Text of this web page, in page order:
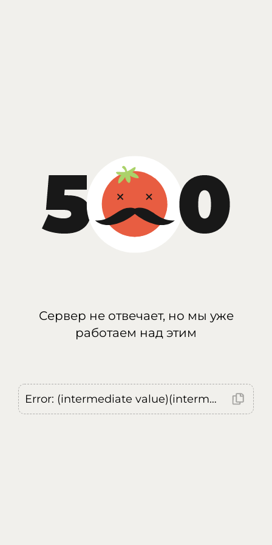
Сервер не отвечает, но мы уже
работаем над этим
Error: (intermediate value)(intermediate value)(intermediate value).replaceAll is not a function